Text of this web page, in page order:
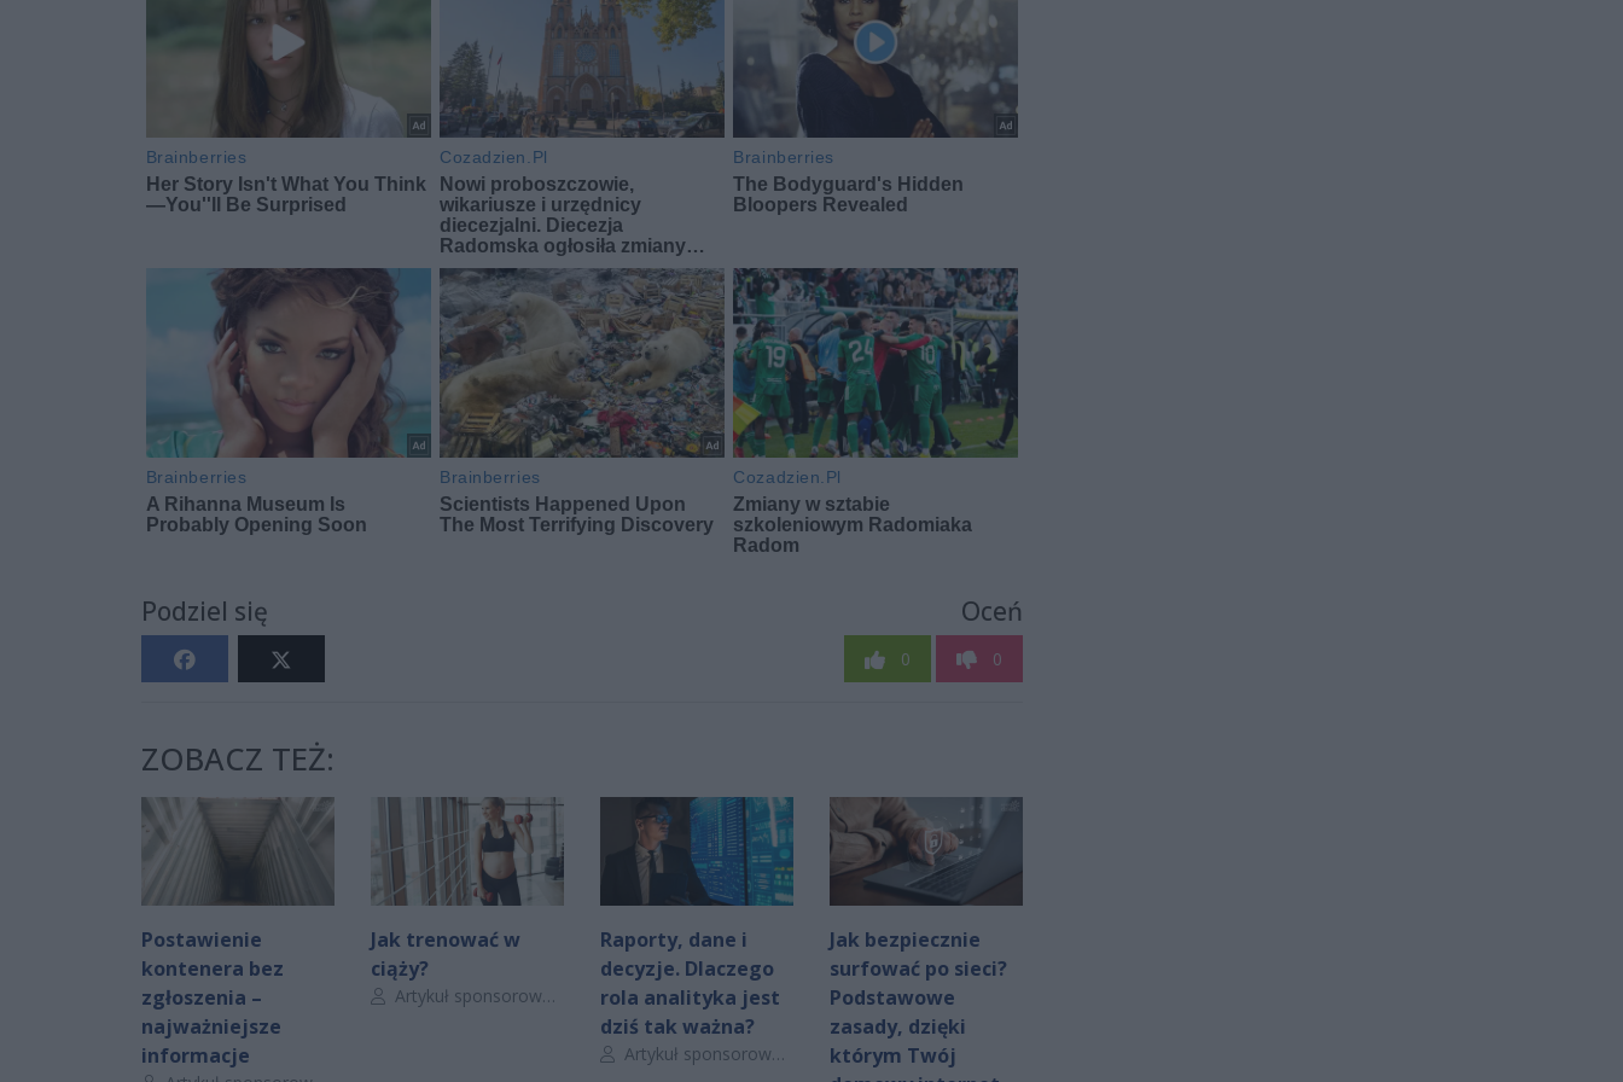
Podziel się Oceń
0 0
ZOBACZ TEŻ:
Postawienie
kontenera bez
zgłoszenia –
najważniejsze
informacje
Jak trenować w
ciąży?
Autor artykułu:
Artykuł sponsorowany
Raporty, dane i
decyzje. Dlaczego
rola analityka jest
dziś tak ważna?
Autor artykułu:
Artykuł sponsorowany
Jak bezpiecznie
surfować po sieci?
Podstawowe
zasady, dzięki
którym Twój